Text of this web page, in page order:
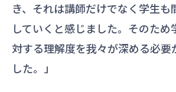
き、それは講師だけでなく学生も
していくと感じました。そのため
対する理解度を我々が深める必要
した。」